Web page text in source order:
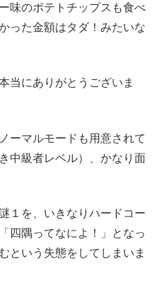
味のポテトチップスも食べ
った金額はタダ！みたいな
当にありがとうございま
ーマルモードも用意されて
中級者レベル）、かなり面
１を、いきなりハードコー
四隅ってなによ！」となっ
という失態をしてしまいま